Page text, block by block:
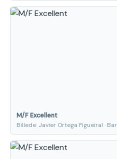
M/F Excellent
Billede: Javier Ortega Figueiral ·